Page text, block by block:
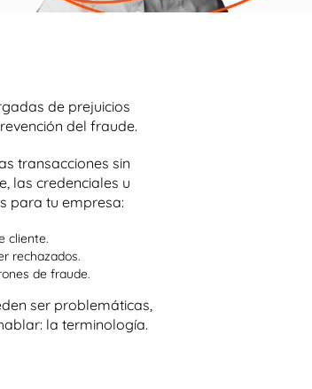
de prejuicios
del fraude.
transacciones sin
las credenciales u
para tu empresa:
cliente.
rechazados.
de fraude.
ser problemáticas,
la terminología.